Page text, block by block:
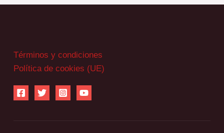
Términos y condiciones
Política de cookies (UE)